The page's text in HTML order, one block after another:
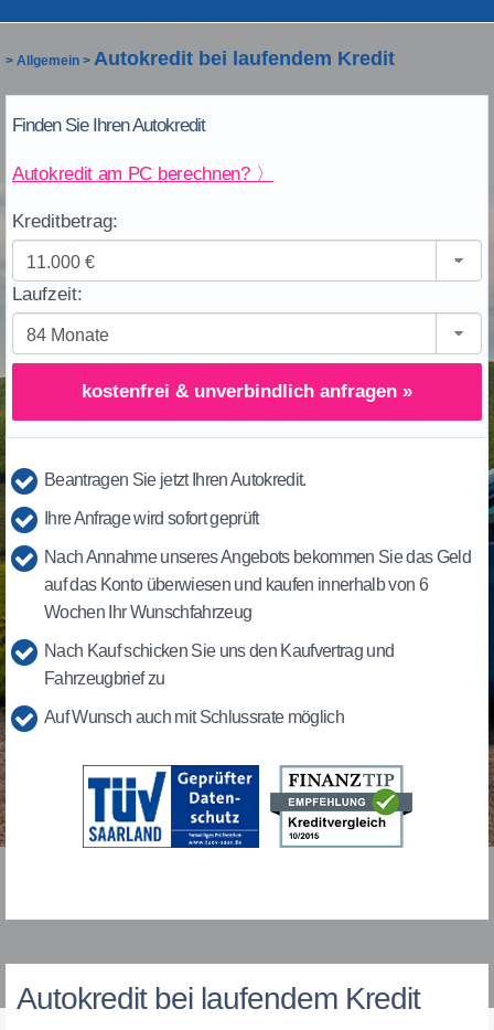
> Allgemein > Autokredit bei laufendem Kredit
Finden Sie Ihren Autokredit
Autokredit am PC berechnen? 〉
Kreditbetrag:
Laufzeit:
kostenfrei & unverbindlich anfragen »
Beantragen Sie jetzt Ihren Autokredit.
Ihre Anfrage wird sofort geprüft
Nach Annahme unseres Angebots bekommen Sie das Geld
auf das Konto überwiesen und kaufen innerhalb von 6
Wochen Ihr Wunschfahrzeug
Nach Kauf schicken Sie uns den Kaufvertrag und
Fahrzeugbrief zu
Auf Wunsch auch mit Schlussrate möglich
Autokredit bei laufendem Kredit